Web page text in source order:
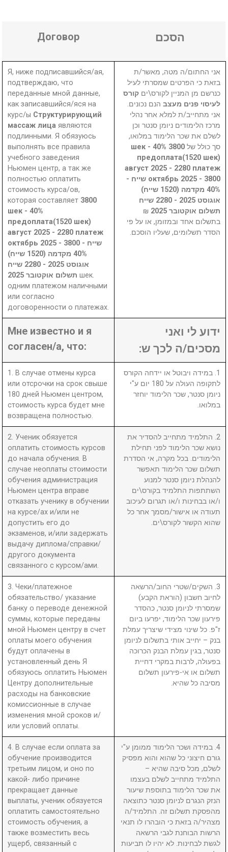
Договор הסכם
Я, ниже подписавшийся/ая,
подтверждаю, что
переданные мной данные,
как записавшийся/яся на
курс/ы Структурирующий
массаж лицаявляются
подлинными. Я обязуюсь
выполнять все правила
учебного заведения
Ньюмен центр, а так же
полностью оплатить
стоимость курса/ов,
которая составляет 3800
шек - 40%
предоплата(1520 шек)
август 2025 - 2280 платеж
октябрь 2025 - 3800 שייח -
40% מקדמה (1520 שייח)
אוגוסט 2025 - 2280 שייח
תשלום אוקטובר 2025шек.
одним платежом наличными
или согласно
договоренности о платежах.
אני החתום/ה מטה, מאשר/ת
בזאת כי הפרטים שמסרתי לעיל
כנרשם מן המניין לקורס\ים קורס
לעיסוי פנים מעצב הנם נכונים.
אני מתחייב/ת למלא אחר נהלי
מרכז הלימודים ניומן סנטר וכן
לשלם את שכר הלימוד במלואו,
סך כולל של
3800 шек - 40%
предоплата(1520 шек)
август 2025 - 2280 платеж
октябрь 2025 - 3800 שייח -
40% מקדמה (1520 שייח)
אוגוסט 2025 - 2280 שייח
תשלום אוקטובר 2025
₪
בתשלום אחד ובמזומן, או על פי
הסדר תשלומים, שעליו הוסכם.
Мне известно и я
согласен/а, что:
ידוע לי ואני
מסכים/ה לכך ש:
1. В случае отмены курса
или отсрочки на срок свыше
180 дней Ньюмен центром,
стоимость курса будет мне
возвращена полностью.
1. במידה ויבוטל או יידחה הקורס
לתקופה העולה על 180 יום ע"י
ניומן סנטר, שכר הלימוד יוחזר
במלואו.
2. Ученик обязуется
оплатить стоимость курсов
до начала обучения. В
случае неоплаты стоимости
обучения администрация
Ньюмен центра вправе
отказать ученику в обучении
на курсе/ах и/или не
допустить его до
экзаменов, и/или задержать
выдачу диплома/справки/
другого документа
связанного с курсом/ами.
2. התלמיד מתחייב להסדיר את
נושא שכר הלימוד לפני תחילת
הלימודים. בכל מקרה, אי הסדרת
תשלום שכר הלימוד תאפשר
להנהלת ניומן סנטר למנוע
השתתפות התלמיד בקורס\ים
ו/או בבחינות ו/או תגרום לעיכוב
תעודה או אישור/מסמך אחר כל
שהוא הקשור לקורס\ים.
3. Чеки/платежное
обязательство/ указание
банку о переводе денежной
суммы, которые переданы
мной Ньюмен центру в счет
оплаты моего обучения
будут оплачены в
установленный день Я
обязуюсь оплатить Ньюмен
Центру дополнительные
расходы на банковские
комиссионные в случае
изменения мной сроков и/
или условий оплаты.
3. השקים/שטרי החוב/הרשאה
לחיוב חשבון (הוראת הקבע)
שמסרתי לניומן סנטר, כהסדר
פירעון שכר הלימוד, יפרעו ביום
ז"פ. כל שינוי מצידי שיצריך עמלת
בנק – יחייב אותי בתשלום לניומן
סנטר, בגין עמלת הבנק הכרוכה
בפעולה, לרבות במקרי דחיית
תשלום או אי-פירעון תשלום
מסיבה כל שהיא.
4. В случае если оплата за
обучение производится
третьим лицом, и оно по
какой- либо причине
прекращает данные
выплаты, ученик обязуется
оплатить самостоятельно
стоимость обучения, а
также возместить весь
ущерб, связанный с
4. במידה ושכר הלימוד ממומן ע"י
גורם חיצוני כל שהוא והוא מפסיק
לשלם, מכל סיבה שהיא –
התלמיד מתחייב לשלם בעצמו
את שכר הלימוד בתוספת שיעור
הנזק הנגרם לניומן סנטר כתוצאה
מהפסקת תשלום זה. התלמיד/ה
מצהיר/ה בזאת כי הובהרו לו תנאי
הרשות הבוחנת לגבי הרשאה
לגשת לבחינות. לא יהיו לו תביעות